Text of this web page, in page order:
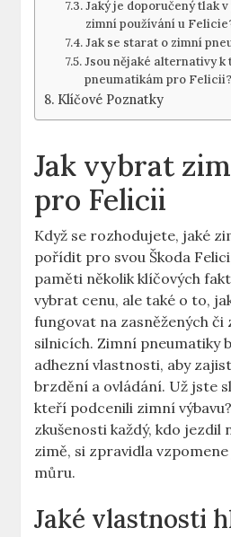
Jaký je doporučený tlak
zimní používání u
Jak se starat o zimní
Jsou nějaké alternativy
pneumatikám pro Felicii?
Klíčové Poznatky
Jak vybrat
pro Felicii
Když se rozhodujete, jaké
pořídit pro svou Škoda
paměti několik klíčových
vybrat cenu, ale také o to,
fungovat na zasněžených či
silnicích. Zimní pneumatiky
adhezní vlastnosti, aby
brzdění a ovládání. Už jste
kteří podcenili zimní
zkušenosti každý, kdo jezdil
zimě, si zpravidla
můru.
Jaké vlastnosti